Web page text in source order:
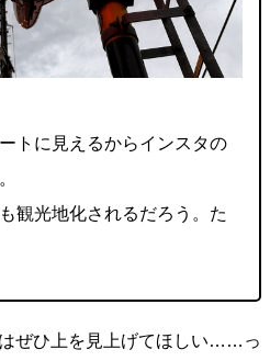
トに見えるからインスタの
観光地化されるだろう。た
ぜひ上を見上げてほしい……っ